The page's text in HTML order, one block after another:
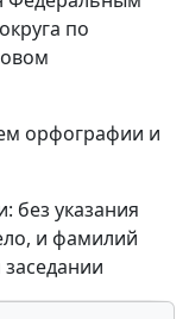
по
орфографии и
без указания
и фамилий